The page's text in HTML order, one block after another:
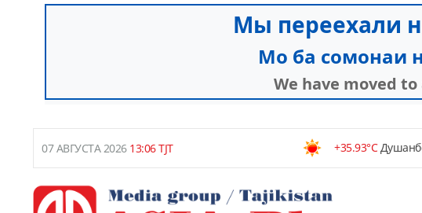
07 АВГУСТА 202613:06 TJT +35.93°C